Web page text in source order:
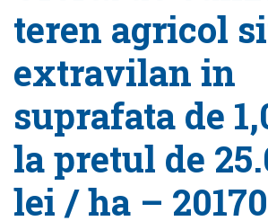
teren agricol
extravilan in
suprafata de
la pretul de
lei / ha –